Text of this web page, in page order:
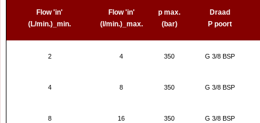
Flow 'in'
(L/min.)_min.
Flow 'in'
(l/min.)_max.
p max.
(bar)
Draad
P poort
2 4 350 G 3/8 BSP
4 8 350 G 3/8 BSP
8 16 350 G 3/8 BSP